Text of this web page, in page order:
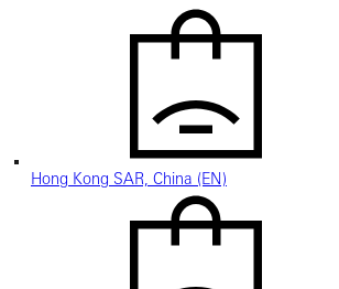
Hong Kong SAR, China (EN)